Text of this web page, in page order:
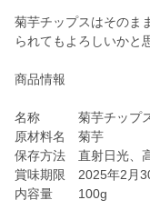
菊芋チップスはそのま
られてもよろしいかと
商品情報
名称 菊芋チップ
原材料名 菊芋
保存方法 直射日光、
賞味期限 2025年2月